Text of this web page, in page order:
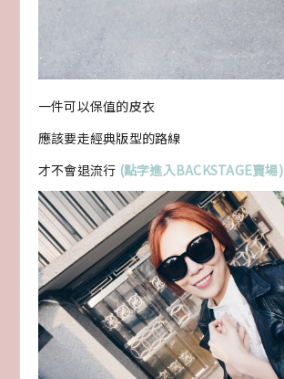
一件可以保值的皮衣
應該要走經典版型的路線
才不會退流行 (點字進入BACKSTAGE賣場)